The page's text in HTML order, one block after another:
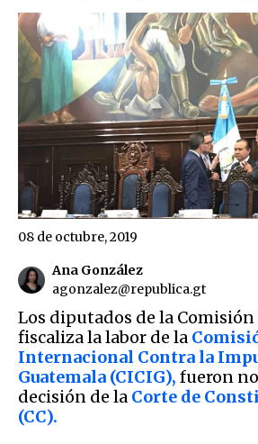
Ana González
agonzalez@republica.gt
08 de octubre, 2019
Los diputados de la Comisión
fiscaliza la labor de la
Internacional Contra la
Guatemala (CICIG), fueron
decisión de la Corte de
(CC).